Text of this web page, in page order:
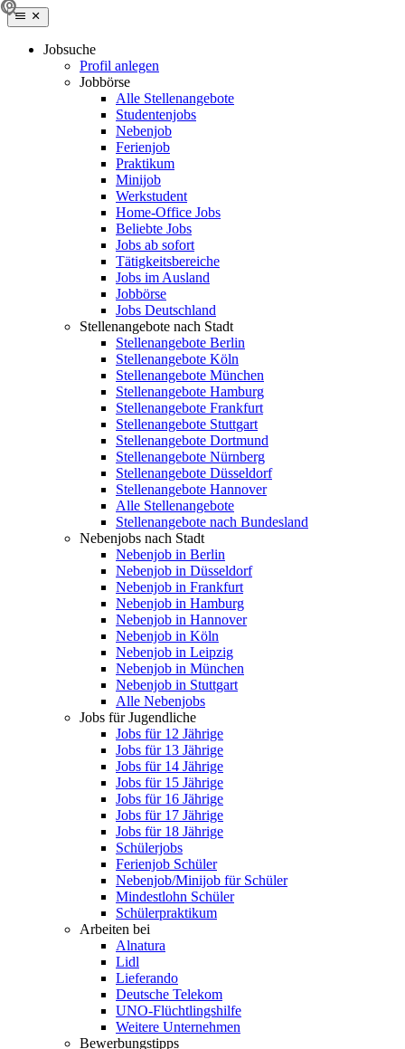
Jobsuche
Profil anlegen
Jobbörse
Alle Stellenangebote
Studentenjobs
Nebenjob
Ferienjob
Praktikum
Minijob
Werkstudent
Home-Office Jobs
Beliebte Jobs
Jobs ab sofort
Tätigkeitsbereiche
Jobs im Ausland
Jobbörse
Jobs Deutschland
Stellenangebote nach Stadt
Stellenangebote Berlin
Stellenangebote Köln
Stellenangebote München
Stellenangebote Hamburg
Stellenangebote Frankfurt
Stellenangebote Stuttgart
Stellenangebote Dortmund
Stellenangebote Nürnberg
Stellenangebote Düsseldorf
Stellenangebote Hannover
Alle Stellenangebote
Stellenangebote nach Bundesland
Nebenjobs nach Stadt
Nebenjob in Berlin
Nebenjob in Düsseldorf
Nebenjob in Frankfurt
Nebenjob in Hamburg
Nebenjob in Hannover
Nebenjob in Köln
Nebenjob in Leipzig
Nebenjob in München
Nebenjob in Stuttgart
Alle Nebenjobs
Jobs für Jugendliche
Jobs für 12 Jährige
Jobs für 13 Jährige
Jobs für 14 Jährige
Jobs für 15 Jährige
Jobs für 16 Jährige
Jobs für 17 Jährige
Jobs für 18 Jährige
Schülerjobs
Ferienjob Schüler
Nebenjob/Minijob für Schüler
Mindestlohn Schüler
Schülerpraktikum
Arbeiten bei
Alnatura
Lidl
Lieferando
Deutsche Telekom
UNO-Flüchtlingshilfe
Weitere Unternehmen
Bewerbungstipps